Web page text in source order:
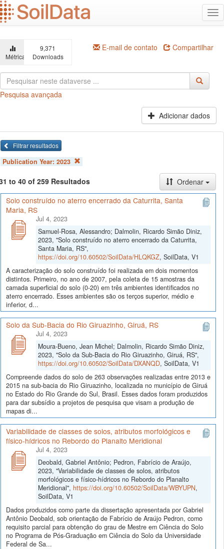
Ir
para
o
principal
Métricas
9,371
Downloads
E-mail de contato Compartilhar
Pesquisa avançada
Adicionar dados
Filtrar resultados
Publication Year: 2023
to 40 of 259 Resultados
Ordenar
Solo construído no aterro encerrado da Caturrita, Santa
Maria, RS
Jul 4, 2023
Samuel-Rosa, Alessandro; Dalmolin, Ricardo Simão Diniz,
2023, "Solo construído no aterro encerrado da Caturrita,
Santa Maria, RS",
https://doi.org/10.60502/SoilData/HLQKGZ, SoilData, V1
A caracterização do solo construído foi realizada em dois momentos
distintos. Primeiro, no ano de 2007, pela coleta de 15 amostras da
camada superficial do solo (0-20) em três ambientes identificados no
aterro encerrado. Esses ambientes são os terços superior, médio e
inferior, d...
Solo da Sub-Bacia do Rio Giruazinho, Giruá, RS
Jul 4, 2023
Moura-Bueno, Jean Michel; Dalmolin, Ricardo Simão Diniz,
2023, "Solo da Sub-Bacia do Rio Giruazinho, Giruá, RS",
https://doi.org/10.60502/SoilData/DXANQD, SoilData, V1
Compreende dados do solo de 263 observações realizadas entre 2013 e
2015 na sub-bacia do Rio Giruazinho, localizada no município de Giruá
no Estado do Rio Grande do Sul, Brasil. Esses dados foram produzidos
para dar subsídio a projetos de pesquisa que visam a produção de
mapas di...
Variabilidade de classes de solos, atributos morfológicos e
físico-hídricos no Rebordo do Planalto Meridional
Jul 4, 2023
Deobald, Gabriel Antônio; Pedron, Fabrício de Araújo,
2023, "Variabilidade de classes de solos, atributos
morfológicos e físico-hídricos no Rebordo do Planalto
Meridional", https://doi.org/10.60502/SoilData/WBYUPN,
SoilData, V1
Dados produzidos como parte da dissertação apresentada por Gabriel
Antônio Deobald, sob orientação de Fabrício de Araújo Pedron, como
requisito parcial para obtenção do grau de Mestre em Ciência do Solo
no Programa de Pós-Graduação em Ciência do Solo da Universidade
Federal de Sa...